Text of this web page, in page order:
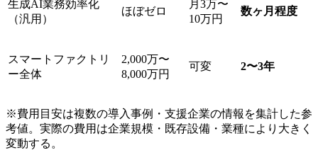
生成AI業務効率化
（汎用）
ほぼゼロ
月3万〜
10万円
数ヶ月程度
スマートファクトリ
ー全体
2,000万〜
8,000万円
可変 2〜3年
※費用目安は複数の導入事例・支援企業の情報を集計した参
考値。実際の費用は企業規模・既存設備・業種により大きく
変動する。